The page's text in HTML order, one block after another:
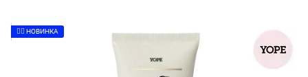
👉🏻 НОВИНКА